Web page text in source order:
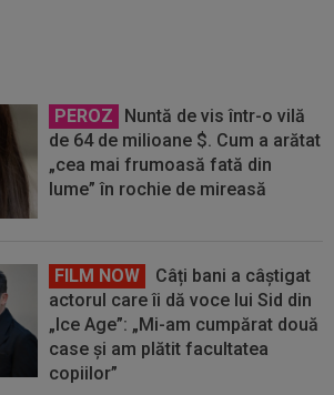
PEROZ
Nuntă de vis într-o vilă
de 64 de milioane $. Cum a arătat
„cea mai frumoasă fată din
lume” în rochie de mireasă
FILM NOW
Câți bani a câștigat
actorul care îi dă voce lui Sid din
„Ice Age”: „Mi-am cumpărat două
case și am plătit facultatea
copiilor”